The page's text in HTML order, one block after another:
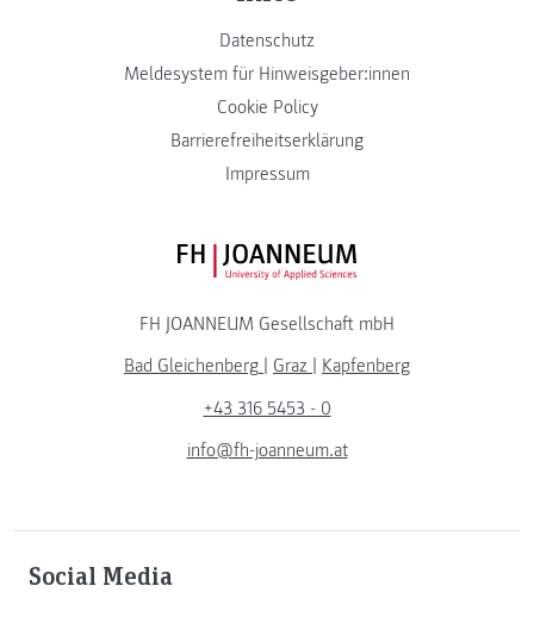
Datenschutz
Meldesystem für Hinweisgeber:innen
Cookie Policy
Barrierefreiheitserklärung
Impressum
FH JOANNEUM Logo
FH JOANNEUM Gesellschaft mbH
Bad Gleichenberg
Graz
Kapfenberg
+43 316 5453 - 0
info@fh-joanneum.at
Social Media